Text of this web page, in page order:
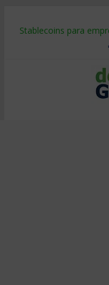
Stablecoins para
Despido silencioso:
IA en selección de
Trabajo forzoso en la
Mercado hispano de